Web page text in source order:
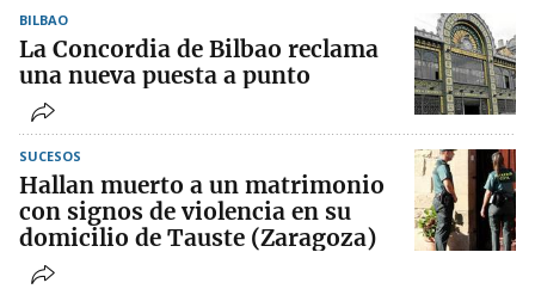
BILBAO
La Concordia de Bilbao reclama
una nueva puesta a punto
SUCESOS
Hallan muerto a un matrimonio
con signos de violencia en su
domicilio de Tauste (Zaragoza)